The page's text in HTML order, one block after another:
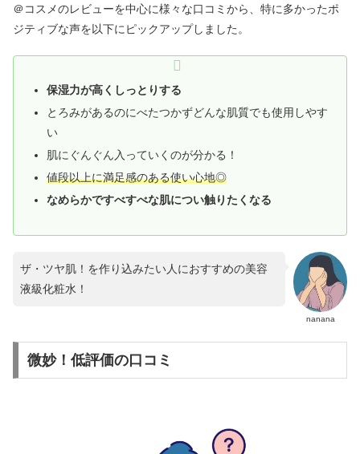
＠コスメのレビューを中心に様々な口コミから、特に多かったポ
ジティブな声を以下にピックアップしました。
保湿力が高くしっとりする
とろみがあるのにべたつかずどんな肌質でも使用しやす
い
肌にぐんぐん入っていくのが分かる！
値段以上に満足感のある使い心地◎
なめらかですべすべな肌につい触りたくなる
nanana
ザ・ツヤ肌！を作り込みたい人におすすめの美容
液級化粧水！
微妙！低評価の口コミ